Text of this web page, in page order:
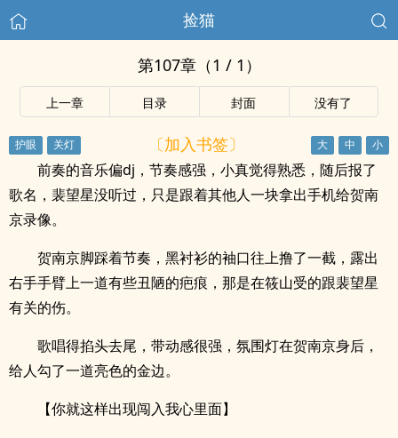
捡猫
第107章（1 / 1）
上一章 目录 封面 没有了
〔加入书签〕
前奏的音乐偏dj，节奏感强，小真觉得熟悉，随后报了
歌名，裴望星没听过，只是跟着其他人一块拿出手机给贺南
京录像。
贺南京脚踩着节奏，黑衬衫的袖口往上撸了一截，露出
右手手臂上一道有些丑陋的疤痕，那是在筱山受的跟裴望星
有关的伤。
歌唱得掐头去尾，带动感很强，氛围灯在贺南京身后，
给人勾了一道亮色的金边。
【你就这样出现闯入我心里面】